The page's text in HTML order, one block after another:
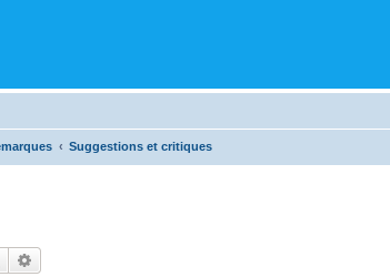
Suggestions et critiques
Rechercher